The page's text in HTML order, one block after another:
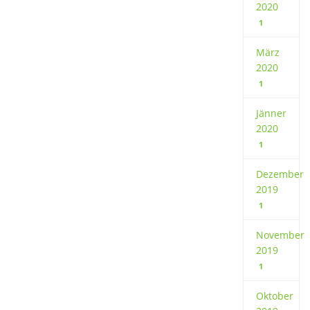
2020
1
März
2020
1
Jänner
2020
1
Dezember
2019
1
November
2019
1
Oktober